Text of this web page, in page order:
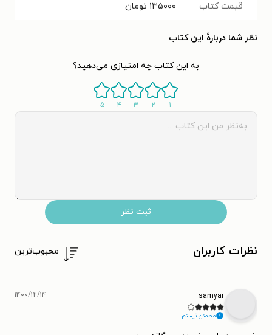
قیمت کتاب ۱۳۵۰۰۰ تومان
نظر شما دربارهٔ این کتاب
به این کتاب چه امتیازی می‌دهید؟
۱ ۲ ۳ ۴ ۵
ثبت نظر
نظرات کاربران محبوب‌ترین
samyar
مطمئن نیستم.
۱۴۰۰/۱۲/۱۴